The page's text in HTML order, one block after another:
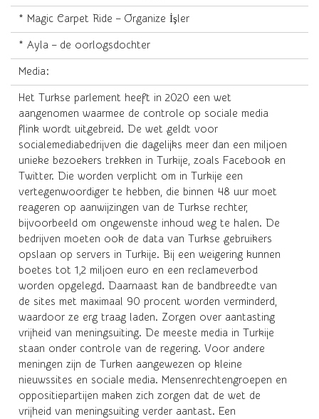
* Magic Carpet Ride – Organize İşler
* Ayla – de oorlogsdochter
Media:
Het Turkse parlement heeft in 2020 een wet
aangenomen waarmee de controle op sociale media
flink wordt uitgebreid. De wet geldt voor
socialemediabedrijven die dagelijks meer dan een miljoen
unieke bezoekers trekken in Turkije, zoals Facebook en
Twitter. Die worden verplicht om in Turkije een
vertegenwoordiger te hebben, die binnen 48 uur moet
reageren op aanwijzingen van de Turkse rechter,
bijvoorbeeld om ongewenste inhoud weg te halen. De
bedrijven moeten ook de data van Turkse gebruikers
opslaan op servers in Turkije. Bij een weigering kunnen
boetes tot 1,2 miljoen euro en een reclameverbod
worden opgelegd. Daarnaast kan de bandbreedte van
de sites met maximaal 90 procent worden verminderd,
waardoor ze erg traag laden. Zorgen over aantasting
vrijheid van meningsuiting. De meeste media in Turkije
staan onder controle van de regering. Voor andere
meningen zijn de Turken aangewezen op kleine
nieuwssites en sociale media. Mensenrechtengroepen en
oppositiepartijen maken zich zorgen dat de wet de
vrijheid van meningsuiting verder aantast. Een